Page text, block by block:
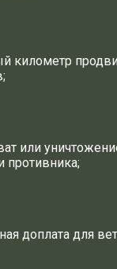
километр
или
противника;
доплата для